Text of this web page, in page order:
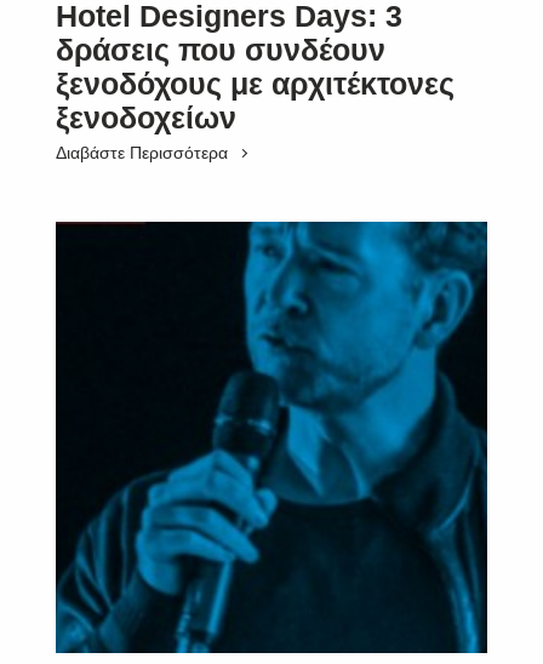
Hotel Designers Days: 3
δράσεις που συνδέουν
ξενοδόχους με αρχιτέκτονες
ξενοδοχείων
Διαβάστε Περισσότερα